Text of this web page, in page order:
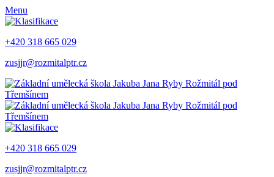
Menu
+420 318 665 029
zusjjr@rozmitalptr.cz
+420 318 665 029
zusjjr@rozmitalptr.cz